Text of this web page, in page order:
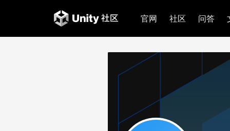
官网 社区 问答